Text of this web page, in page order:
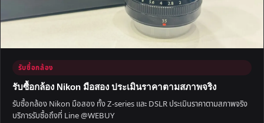
สู
รับซื้อกล้อง
รับซื้อกล้อง Nikon มือสอง ประเมินราคาตามสภาพจริง
รับซื้อกล้อง Nikon มือสอง ทั้ง Z-series และ DSLR ประเมินราคาตามสภาพจริง
บริการรับซื้อถึงที่ Line @WEBUY